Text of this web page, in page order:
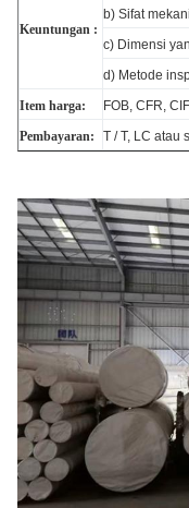
Keuntungan :
b) Sifat
c) Dimensi
d) Metode
Item harga:
FOB, CFR,
Pembayaran:
T / T, LC atau